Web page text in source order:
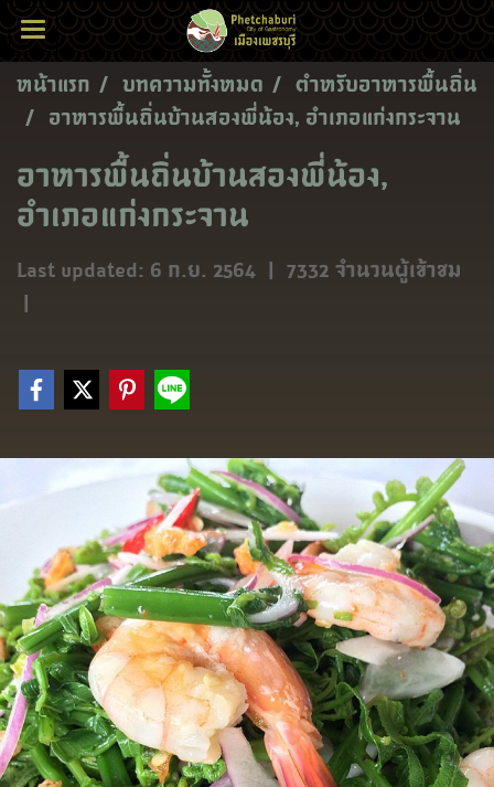
หน้าแรก บทความทั้งหมด
ตำหรับอาหารพื้นถิ่น
อาหารพื้นถิ่นบ้านสองพี่น้อง, อำเภอแก่งกระจาน
อาหารพื้นถิ่นบ้านสองพี่น้อง,
อำเภอแก่งกระจาน
Last updated: 6 ก.ย. 2564 | 7332 จำนวนผู้เข้าชม
|